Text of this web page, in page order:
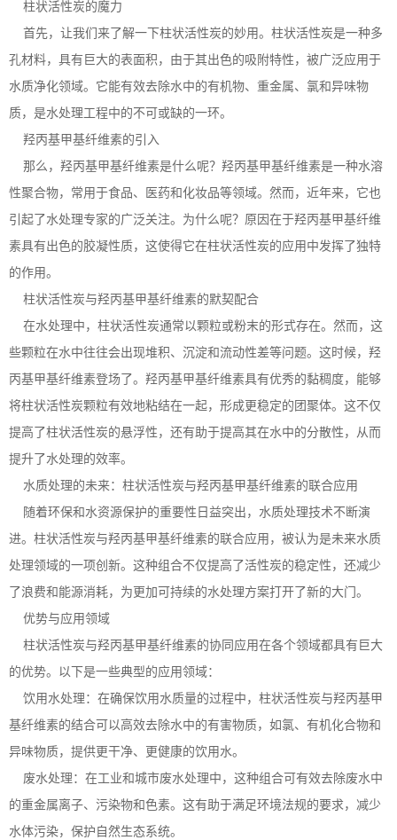
柱状活性炭的魔力
首先，让我们来了解一下柱状活性炭的妙用。柱状活性炭是一种多
孔材料，具有巨大的表面积，由于其出色的吸附特性，被广泛应用于
水质净化领域。它能有效去除水中的有机物、重金属、氯和异味物
质，是水处理工程中的不可或缺的一环。
羟丙基甲基纤维素的引入
那么，羟丙基甲基纤维素是什么呢？羟丙基甲基纤维素是一种水溶
性聚合物，常用于食品、医药和化妆品等领域。然而，近年来，它也
引起了水处理专家的广泛关注。为什么呢？原因在于羟丙基甲基纤维
素具有出色的胶凝性质，这使得它在柱状活性炭的应用中发挥了独特
的作用。
柱状活性炭与羟丙基甲基纤维素的默契配合
在水处理中，柱状活性炭通常以颗粒或粉末的形式存在。然而，这
些颗粒在水中往往会出现堆积、沉淀和流动性差等问题。这时候，羟
丙基甲基纤维素登场了。羟丙基甲基纤维素具有优秀的黏稠度，能够
将柱状活性炭颗粒有效地粘结在一起，形成更稳定的团聚体。这不仅
提高了柱状活性炭的悬浮性，还有助于提高其在水中的分散性，从而
提升了水处理的效率。
水质处理的未来：柱状活性炭与羟丙基甲基纤维素的联合应用
随着环保和水资源保护的重要性日益突出，水质处理技术不断演
进。柱状活性炭与羟丙基甲基纤维素的联合应用，被认为是未来水质
处理领域的一项创新。这种组合不仅提高了活性炭的稳定性，还减少
了浪费和能源消耗，为更加可持续的水处理方案打开了新的大门。
优势与应用领域
柱状活性炭与羟丙基甲基纤维素的协同应用在各个领域都具有巨大
的优势。以下是一些典型的应用领域：
饮用水处理：在确保饮用水质量的过程中，柱状活性炭与羟丙基甲
基纤维素的结合可以高效去除水中的有害物质，如氯、有机化合物和
异味物质，提供更干净、更健康的饮用水。
废水处理：在工业和城市废水处理中，这种组合可有效去除废水中
的重金属离子、污染物和色素。这有助于满足环境法规的要求，减少
水体污染，保护自然生态系统。